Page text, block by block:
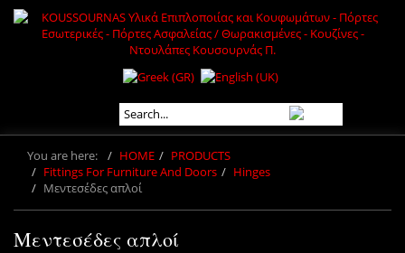
You are here: HOME
PRODUCTS
Fittings For Furniture And Doors
Hinges
Μεντεσέδες απλοί
Μεντεσέδες απλοί